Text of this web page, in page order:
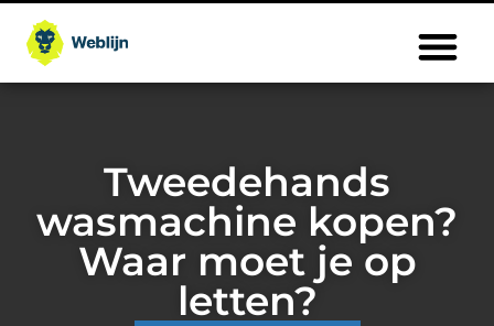
Tweedehands
wasmachine kopen?
Waar moet je op
letten?